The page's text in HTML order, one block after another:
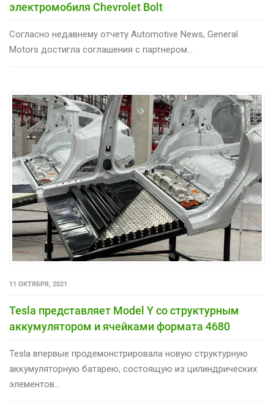
электромобиля Chevrolet Bolt
Согласно недавнему отчету Automotive News, General
Motors достигла соглашения с партнером...
11 ОКТЯБРЯ, 2021
Tesla представляет Model Y со структурным
аккумулятором и ячейками формата 4680
Tesla впервые продемонстрировала новую структурную
аккумуляторную батарею, состоящую из цилиндрических
элементов...